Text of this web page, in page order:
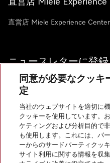
直営店 Miele Experience
直営店 Miele Experience
ニュースレターに登録
お問い合わせ
InstagramのMiele
YoutubeのMiele
同意が必要なクッキ
定
当社のウェブサイトを適切に
クッキーを使用しています。
ケティングおよび分析目的で
も使用します。これには、パ
ーからのサードパーティクッ
サイト利用に関する情報を収